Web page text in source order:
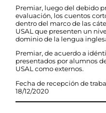
Premiar, luego del debido
evaluación, los cuentos
dentro del marco de las
USAL que presenten un
dominio de la lengua
Premiar, de acuerdo a
presentados por alumnos
USAL como externos.
Fecha de recepción de
18/12/2020